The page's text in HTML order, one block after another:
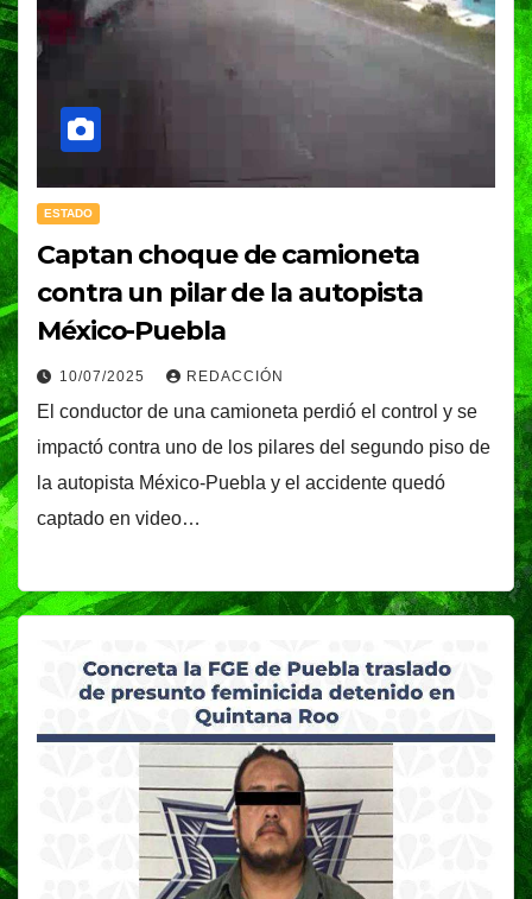
ESTADO
Captan choque de camioneta
contra un pilar de la autopista
México-Puebla
10/07/2025 REDACCIÓN
El conductor de una camioneta perdió el control y se
impactó contra uno de los pilares del segundo piso de
la autopista México-Puebla y el accidente quedó
captado en video…